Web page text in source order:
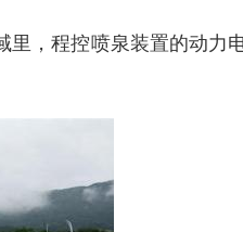
，程控喷泉装置的动